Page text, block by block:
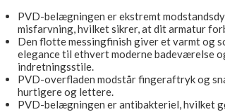
PVD-belægningen er ekstremt
misfarvning, hvilket sikrer, at dit armatur
Den flotte messingfinish giver et varmt og
elegance til ethvert moderne badeværelse
indretningsstile.
PVD-overfladen modstår fingeraftryk og
hurtigere og lettere.
PVD-belægningen er antibakteriel, hvilket